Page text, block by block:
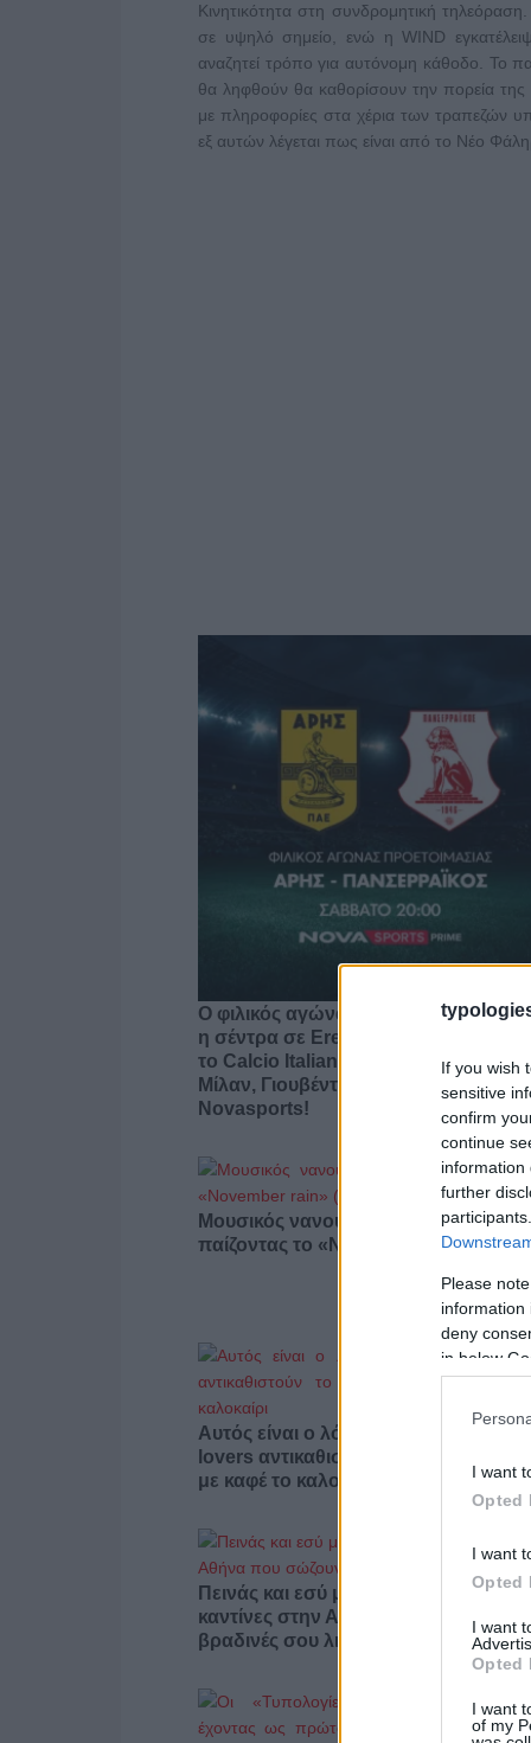
If you wish
sensitive
confirm
continue
information
further
Please
information
deny
in below
I want
Opted
I want
Opted
I want
Opted
I want
of my
Κινητικότητα στη συνδρομητική
σε υψηλό σημείο, ενώ η WIND
αναζητεί τρόπο για αυτόνομη κάθοδο. Το
θα ληφθούν θα καθορίσουν την πορεία της
με πληροφορίες στα χέρια των τραπεζών
εξ αυτών λέγεται πως είναι από το Νέο
Ο φιλικός αγώνας Άρης –
η σέντρα σε Eredivisie, 2.Bundesliga
το Calcio Italiano-only in Perth με
Μίλαν, Γιουβέντους στο «γήπεδο» του
Novasports!
Μουσικός νανουρίζει λιοντάρια
παίζοντας το «November rain»
Αυτός είναι ο λόγος που οι beauty
lovers αντικαθιστούν το μαύρο μολύβι
με καφέ το καλοκαίρι
Πεινάς και εσύ μετά το ξενύχτι; 5
καντίνες στην Αθήνα που σώζουν τις
βραδινές σου λιγούρες